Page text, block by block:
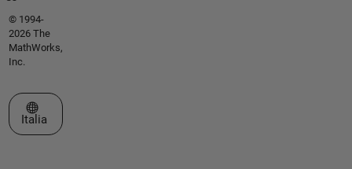
© 1994-
2026 The
MathWorks,
Inc.
Seleziona un sito web
Italia